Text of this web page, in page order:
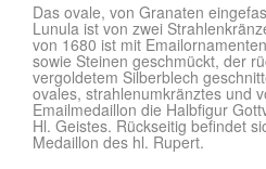
Das ovale, von Granaten
Lunula ist von zwei
von 1680 ist mit
sowie Steinen geschmückt, der
vergoldetem Silberblech
ovales, strahlenumkränztes und
Emailmedaillon die Halbfigur
Hl. Geistes. Rückseitig befindet
Medaillon des hl. Rupert.